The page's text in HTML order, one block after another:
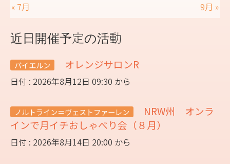
« 7月
9月 »
近日開催予定の活動
バイエルン オレンジサロンR
日付 : 2026年8月12日 09:30 から
ノルトライン＝ヴェストファーレン
NRW州 オンラ
インで月イチおしゃべり会（８月）
日付 : 2026年8月14日 20:00 から